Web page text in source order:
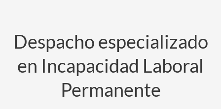
Despacho especializado
en Incapacidad Laboral
Permanente